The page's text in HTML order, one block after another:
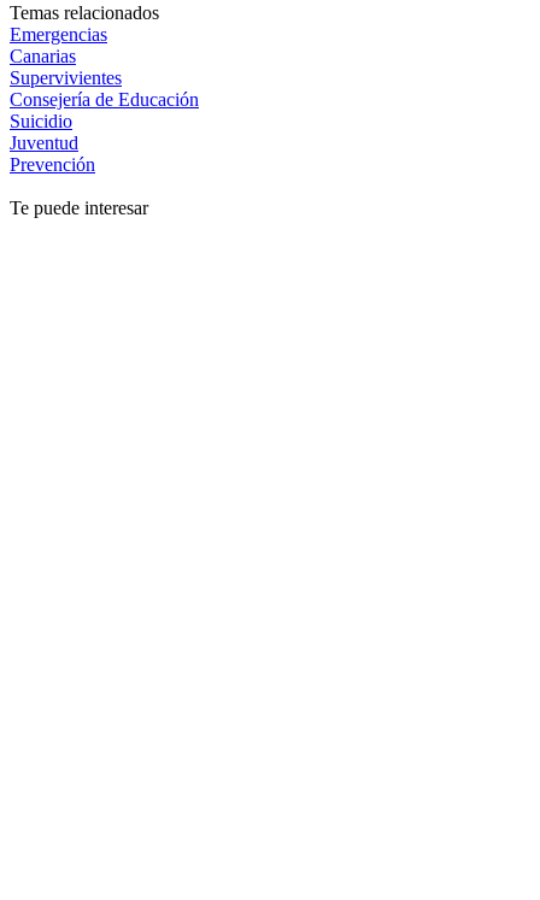
Temas relacionados
Emergencias
Canarias
Supervivientes
Consejería de Educación
Suicidio
Juventud
Prevención
Te puede interesar